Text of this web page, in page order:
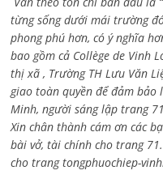
từng sống dưới mái trường
phong phú hơn, có ý nghĩa
bao gồm cả Collège de Vinh
thị xã , Trường TH Lưu Văn
giao toàn quyền để đảm
Minh, người sáng lập trang
Xin chân thành cám ơn các
bài vở, tài chính cho trang
cho trang tongphuochiep-